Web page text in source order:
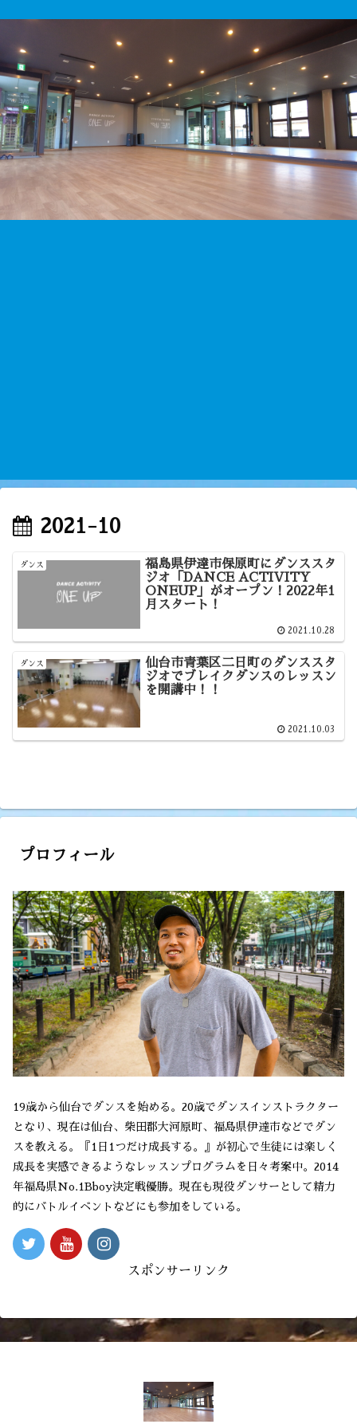
2021-10
ダンス
福島県伊達市保原町にダンススタ
ジオ「DANCE ACTIVITY
ONEUP」がオープン！2022年1
月スタート！
2021.10.28
ダンス
仙台市青葉区二日町のダンススタ
ジオでブレイクダンスのレッスン
を開講中！！
2021.10.03
プロフィール
19歳から仙台でダンスを始める。20歳でダンスインストラクター
となり、現在は仙台、柴田郡大河原町、福島県伊達市などでダン
スを教える。『1日1つだけ成長する。』が初心で生徒には楽しく
成長を実感できるようなレッスンプログラムを日々考案中。2014
年福島県No.1Bboy決定戦優勝。現在も現役ダンサーとして精力
的にバトルイベントなどにも参加をしている。
スポンサーリンク